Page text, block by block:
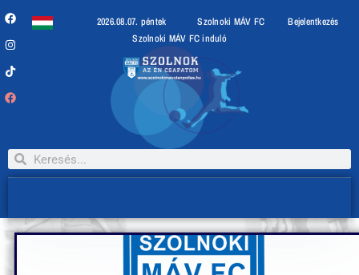
2026.08.07. péntek Szolnoki MÁV FC
Bejelentkezés
Szolnoki MÁV FC induló